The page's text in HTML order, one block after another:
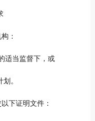
：
适当监督下，或
。
下证明文件：